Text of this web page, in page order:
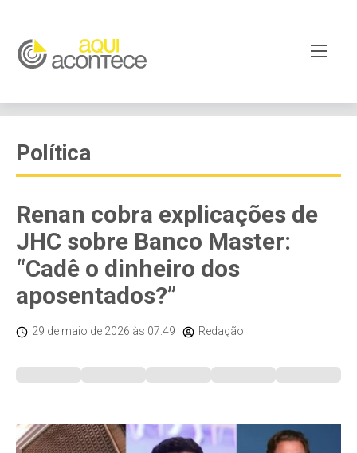
Política
Renan cobra explicações de
JHC sobre Banco Master:
“Cadê o dinheiro dos
aposentados?”
29 de maio de 2026 às 07:49 Redação